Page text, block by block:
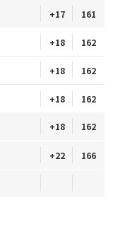
+17 161
+18 162
+18 162
+18 162
+18 162
+22 166